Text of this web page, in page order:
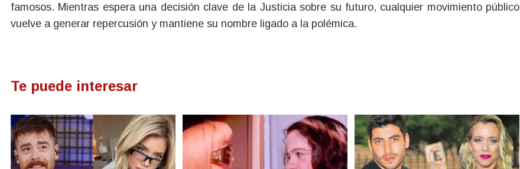
famosos. Mientras espera una decisión clave de la Justicia sobre su futuro, cualquier movimiento público
vuelve a generar repercusión y mantiene su nombre ligado a la polémica.
Te puede interesar